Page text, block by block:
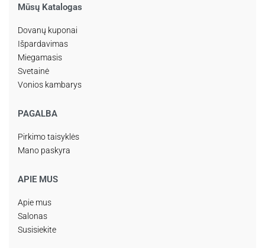
Mūsų Katalogas
Dovanų kuponai
Išpardavimas
Miegamasis
Svetainė
Vonios kambarys
PAGALBA
Pirkimo taisyklės
Mano paskyra
APIE MUS
Apie mus
Salonas
Susisiekite